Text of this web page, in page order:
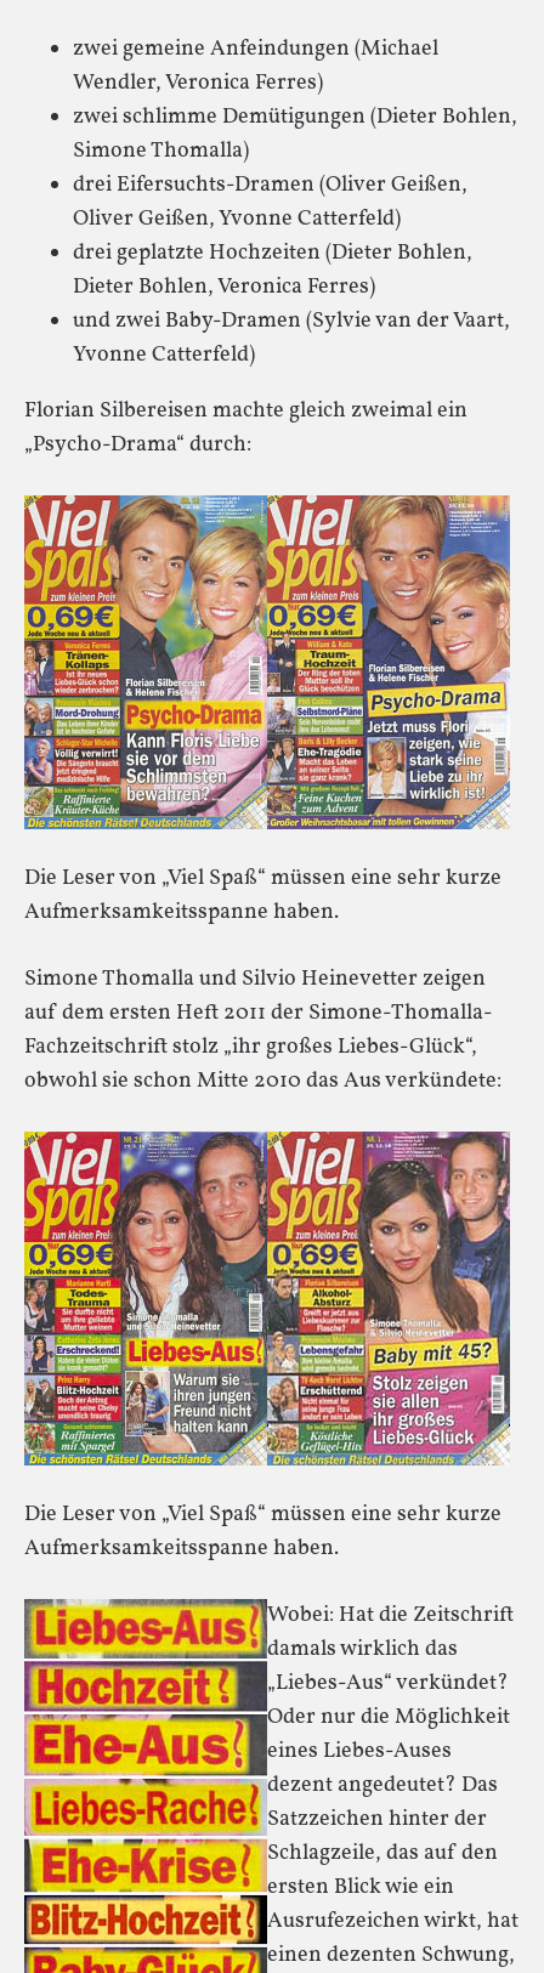
zwei gemeine Anfeindungen (Michael
Wendler, Veronica Ferres)
zwei schlimme Demütigungen (Dieter Bohlen,
Simone Thomalla)
drei Eifersuchts-Dramen (Oliver Geißen,
Oliver Geißen, Yvonne Catterfeld)
drei geplatzte Hochzeiten (Dieter Bohlen,
Dieter Bohlen, Veronica Ferres)
und zwei Baby-Dramen (Sylvie van der Vaart,
Yvonne Catterfeld)
Florian Silbereisen machte gleich zweimal ein
„Psycho-Drama“ durch:
Die Leser von „Viel Spaß“ müssen eine sehr kurze
Aufmerksamkeitsspanne haben.
Simone Thomalla und Silvio Heinevetter zeigen
auf dem ersten Heft 2011 der Simone-Thomalla-
Fachzeitschrift stolz „ihr großes Liebes-Glück“,
obwohl sie schon Mitte 2010 das Aus verkündete:
Die Leser von „Viel Spaß“ müssen eine sehr kurze
Aufmerksamkeitsspanne haben.
Wobei: Hat die Zeitschrift
damals wirklich das
„Liebes-Aus“ verkündet?
Oder nur die Möglichkeit
eines Liebes-Auses
dezent angedeutet? Das
Satzzeichen hinter der
Schlagzeile, das auf den
ersten Blick wie ein
Ausrufezeichen wirkt, hat
einen dezenten Schwung,